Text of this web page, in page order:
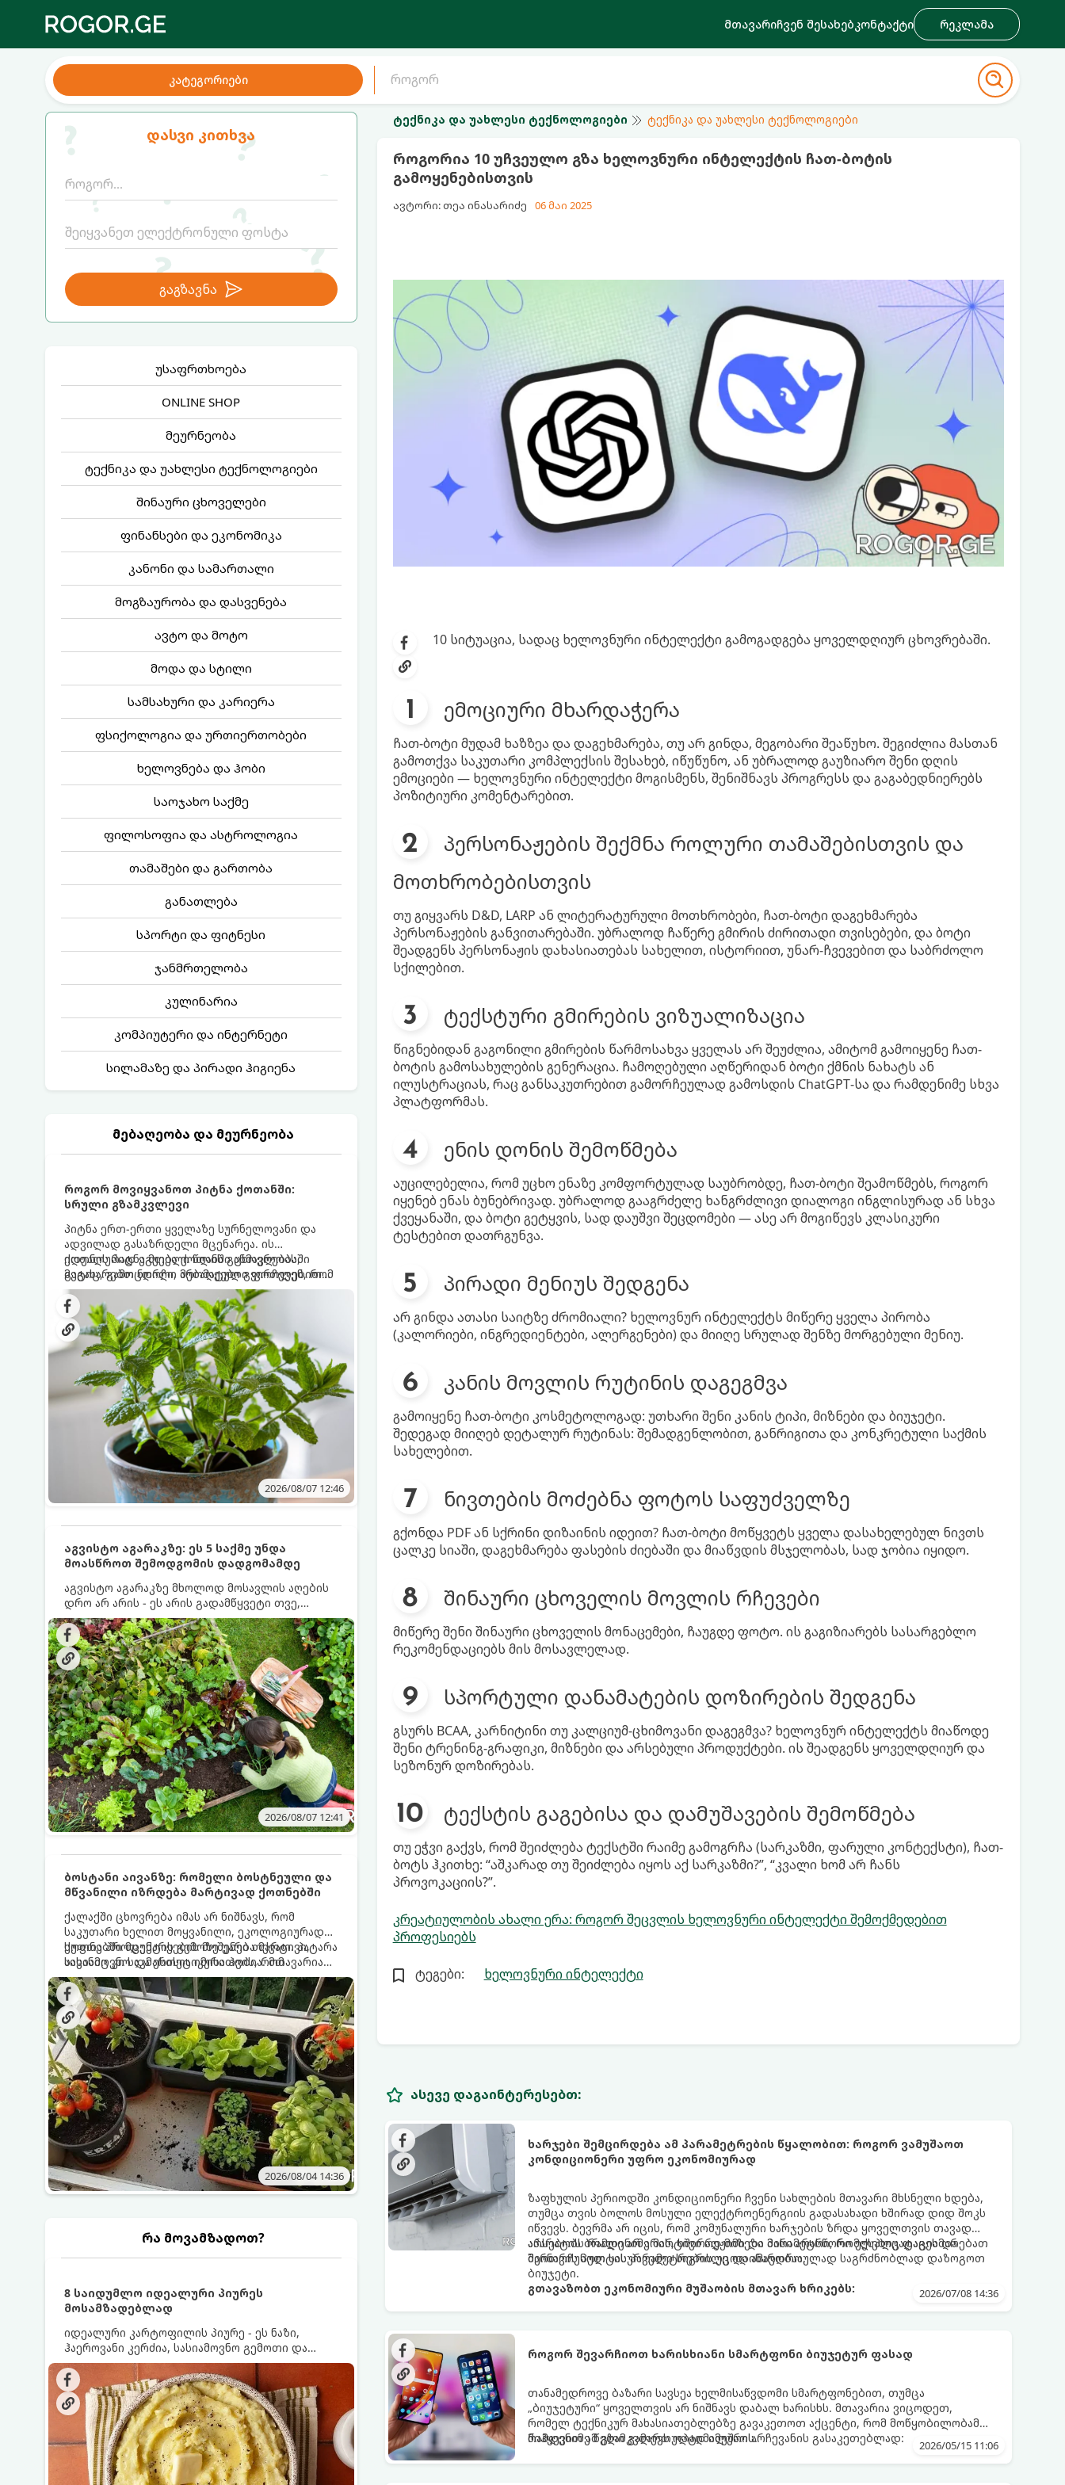
მთავარიჩვენ შესახებკონტაქტი რეკლამა
კატეგორიები
დასვი კითხვა
გაგზავნა
უსაფრთხოება
ONLINE SHOP
მეურნეობა
ტექნიკა და უახლესი ტექნოლოგიები
შინაური ცხოველები
ფინანსები და ეკონომიკა
კანონი და სამართალი
მოგზაურობა და დასვენება
ავტო და მოტო
მოდა და სტილი
სამსახური და კარიერა
ფსიქოლოგია და ურთიერთობები
ხელოვნება და ჰობი
საოჯახო საქმე
ფილოსოფია და ასტროლოგია
თამაშები და გართობა
განათლება
სპორტი და ფიტნესი
ჯანმრთელობა
კულინარია
კომპიუტერი და ინტერნეტი
სილამაზე და პირადი ჰიგიენა
მებაღეობა და მეურნეობა
როგორ მოვიყვანოთ პიტნა ქოთანში:
სრული გზამკვლევი
პიტნა ერთ-ერთი ყველაზე სურნელოვანი და
ადვილად გასაზრდელი მცენარეა. ის
იდეალურად ეგუება ქოთანში ცხოვრებას,
მეტიც, გამოცდილი მებაღეები გვირჩევენ, რომ
პიტნა მხოლოდ ქოთანში მოვიყვანოთ, რადგან
ღია გრუნტში (ბაღში) დარგვისას ის ფესვებით
ძალიან სწრაფად ვრცელდება და სხვა
მცენარეებს ავიწროებს.
ქოთნის პიტნა მთელი წლის განმავლობაში
გაგახარებთ ნორჩი, არომატული ფოთლებით
ჩაის, ლიმონათისა თუ კერძებისთვის.
2026/08/07 12:46
აგვისტო აგარაკზე: ეს 5 საქმე უნდა
მოასწროთ შემოდგომის დადგომამდე
აგვისტო აგარაკზე მხოლოდ მოსავლის აღების
დრო არ არის - ეს არის გადამწყვეტი თვე,
როდესაც საფუძველი ეყრება მომავალი წლის
მოსავალს და ბაღი მზადდება შემოდგომა-
ზამთრის სეზონისთვის. იმისათვის, რომ
ნიადაგმა ენერგია აღიდგინოს, ხოლო
მცენარეებმა ზამთარს გაუძლონ, აგვისტოს
ბოლომდე 5 მნიშვნელოვანი საქმის გაკეთება
უნდა მოასწროთ:
2026/08/07 12:41
ბოსტანი აივანზე: რომელი ბოსტნეული და
მწვანილი იზრდება მარტივად ქოთნებში
ქალაქში ცხოვრება იმას არ ნიშნავს, რომ
საკუთარი ხელით მოყვანილი, ეკოლოგიურად
სუფთა პროდუქტის გემოზე უარი თქვათ. პატარა
აივანიც კი საკმარისია იმისათვის, რომ
მოიწყოთ მინი-ბოსტანი, საიდანაც
ყოველდღიურად ახალ, არომატულ მწვანილსა
და ბოსტნეულს მოკრეფთ.
ქოთნებში მცენარეების მოშენება მარტივი,
სასიამოვნო და ესთეტიკური ჰობია. მთავარია
იცოდეთ, რომელი კულტურები ეგუებიან
ქოთნის პირობებს ყველაზე კარგად და როგორ
მოუაროთ მათ სწორად.
2026/08/04 14:36
რა მოვამზადოთ?
8 საიდუმლო იდეალური პიურეს
მოსამზადებლად
იდეალური კარტოფილის პიურე - ეს ნაზი,
ჰაეროვანი კერძია, სასიამოვნო გემოთი და
ნაღების-მოყვითალო ფერით. მისი მომზადება
ძალიან მარტივია, მაგრამ არსებობს რამდენიმე
საიდუმლო, რომლებიც უნდა იცოდეთ, რომ
პიურე იდეალურად გემრიელი გამოვიდეს.
ტექნიკა და უახლესი ტექნოლოგიები ტექნიკა და უახლესი ტექნოლოგიები
როგორია 10 უჩვეულო გზა ხელოვნური ინტელექტის ჩათ-ბოტის
გამოყენებისთვის
ავტორი: თეა ინასარიძე 06 მაი 2025
10 სიტუაცია, სადაც ხელოვნური ინტელექტი გამოგადგება ყოველდღიურ ცხოვრებაში.
ემოციური მხარდაჭერა
ჩათ-ბოტი მუდამ ხაზზეა და დაგეხმარება, თუ არ გინდა, მეგობარი შეაწუხო. შეგიძლია მასთან
გამოთქვა საკუთარი კომპლექსის შესახებ, იწუწუნო, ან უბრალოდ გაუზიარო შენი დღის
ემოციები — ხელოვნური ინტელექტი მოგისმენს, შენიშნავს პროგრესს და გაგაბედნიერებს
პოზიტიური კომენტარებით.
პერსონაჟების შექმნა როლური თამაშებისთვის და
მოთხრობებისთვის
თუ გიყვარს D&D, LARP ან ლიტერატურული მოთხრობები, ჩათ-ბოტი დაგეხმარება
პერსონაჟების განვითარებაში. უბრალოდ ჩაწერე გმირის ძირითადი თვისებები, და ბოტი
შეადგენს პერსონაჟის დახასიათებას სახელით, ისტორიით, უნარ-ჩვევებით და საბრძოლო
სქილებით.
ტექსტური გმირების ვიზუალიზაცია
წიგნებიდან გაგონილი გმირების წარმოსახვა ყველას არ შეუძლია, ამიტომ გამოიყენე ჩათ-
ბოტის გამოსახულების გენერაცია. ჩამოღებული აღწერიდან ბოტი ქმნის ნახატს ან
ილუსტრაციას, რაც განსაკუთრებით გამორჩეულად გამოსდის ChatGPT-სა და რამდენიმე სხვა
პლატფორმას.
ენის დონის შემოწმება
აუცილებელია, რომ უცხო ენაზე კომფორტულად საუბრობდე, ჩათ-ბოტი შეამოწმებს, როგორ
იყენებ ენას ბუნებრივად. უბრალოდ გააგრძელე ხანგრძლივი დიალოგი ინგლისურად ან სხვა
ქვეყანაში, და ბოტი გეტყვის, სად დაუშვი შეცდომები — ასე არ მოგიწევს კლასიკური
ტესტებით დათრგუნვა.
პირადი მენიუს შედგენა
არ გინდა ათასი საიტზე ძრომიალი? ხელოვნურ ინტელექტს მიწერე ყველა პირობა
(კალორიები, ინგრედიენტები, ალერგენები) და მიიღე სრულად შენზე მორგებული მენიუ.
კანის მოვლის რუტინის დაგეგმვა
გამოიყენე ჩათ-ბოტი კოსმეტოლოგად: უთხარი შენი კანის ტიპი, მიზნები და ბიუჯეტი.
შედეგად მიიღებ დეტალურ რუტინას: შემადგენლობით, განრიგითა და კონკრეტული საქმის
სახელებით.
ნივთების მოძებნა ფოტოს საფუძველზე
გქონდა PDF ან სქრინი დიზაინის იდეით? ჩათ-ბოტი მოწყვეტს ყველა დასახელებულ ნივთს
ცალკე სიაში, დაგეხმარება ფასების ძიებაში და მიაწვდის მსჯელობას, სად ჯობია იყიდო.
შინაური ცხოველის მოვლის რჩევები
მიწერე შენი შინაური ცხოველის მონაცემები, ჩაუგდე ფოტო. ის გაგიზიარებს სასარგებლო
რეკომენდაციებს მის მოსავლელად.
სპორტული დანამატების დოზირების შედგენა
გსურს BCAA, კარნიტინი თუ კალციუმ-ცხიმოვანი დაგეგმვა? ხელოვნურ ინტელექტს მიაწოდე
შენი ტრენინგ-გრაფიკი, მიზნები და არსებული პროდუქტები. ის შეადგენს ყოველდღიურ და
სეზონურ დოზირებას.
ტექსტის გაგებისა და დამუშავების შემოწმება
თუ ეჭვი გაქვს, რომ შეიძლება ტექსტში რაიმე გამოგრჩა (სარკაზმი, ფარული კონტექსტი), ჩათ-
ბოტს ჰკითხე: “აშკარად თუ შეიძლება იყოს აქ სარკაზმი?”, “კვალი ხომ არ ჩანს
პროვოკაციის?”.
კრეატიულობის ახალი ერა: როგორ შეცვლის ხელოვნური ინტელექტი შემოქმედებით
პროფესიებს
ტეგები: ხელოვნური ინტელექტი
ასევე დაგაინტერესებთ:
ხარჯები შემცირდება ამ პარამეტრების წყალობით: როგორ ვამუშაოთ
კონდიციონერი უფრო ეკონომიურად
ზაფხულის პერიოდში კონდიციონერი ჩვენი სახლების მთავარი მხსნელი ხდება,
თუმცა თვის ბოლოს მოსული ელექტროენერგიის გადასახადი ხშირად დიდ შოკს
იწვევს. ბევრმა არ იცის, რომ კომუნალური ხარჯების ზრდა ყოველთვის თავად
აპარატის ბრალი არ არის, ხშირად მიზეზი მისი არასწორი ექსპლუატაცია და
მართვის პულტის პარამეტრების უცოდინარობაა.
არსებობს რამდენიმე მარტივი რეჟიმი და პარამეტრი, რომლებიც დაგეხმარებათ
შეინარჩუნოთ სასურველი სიგრილე და ამავდროულად საგრძნობლად დაზოგოთ
ბიუჯეტი.
გთავაზობთ ეკონომიური მუშაობის მთავარ ხრიკებს:
2026/07/08 14:36
როგორ შევარჩიოთ ხარისხიანი სმარტფონი ბიუჯეტურ ფასად
თანამედროვე ბაზარი სავსეა ხელმისაწვდომი სმარტფონებით, თუმცა
„ბიუჯეტური“ ყოველთვის არ ნიშნავს დაბალ ხარისხს. მთავარია ვიცოდეთ,
რომელ ტექნიკურ მახასიათებლებზე გავაკეთოთ აქცენტი, რომ მოწყობილობამ
რამდენიმე წელი გამართულად იმუშაოს.
მიჰყევით ამ გზამკვლევს ოპტიმალური არჩევანის გასაკეთებლად: 2026/05/15 11:06